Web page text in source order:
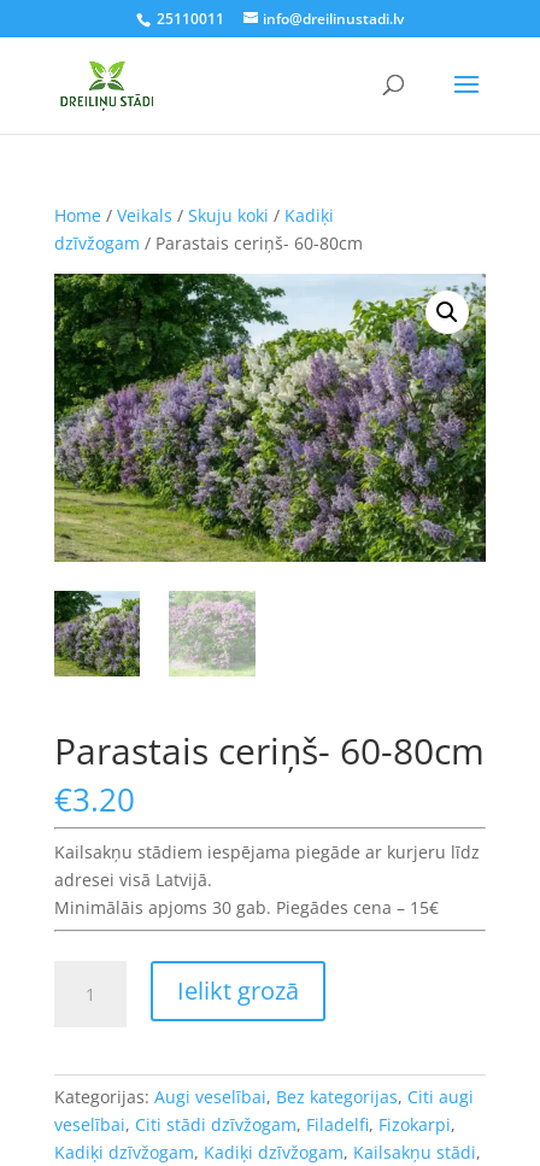
25110011 info@dreilinustadi.lv
Home/ Veikals / Skuju koki / Kadiķi
dzīvžogam / Parastais ceriņš- 60-80cm
Parastais ceriņš- 60-80cm
€3.20
Kailsakņu stādiem iespējama piegāde ar kurjeru līdz
adresei visā Latvijā.
Minimālāis apjoms 30 gab. Piegādes cena – 15€
ceriņš-
daudzums
Ielikt grozā
Kategorijas: Augi veselībai, Bez kategorijas, Citi augi
veselībai, Citi stādi dzīvžogam, Filadelfi, Fizokarpi,
Kadiķi dzīvžogam, Kadiķi dzīvžogam, Kailsakņu stādi,